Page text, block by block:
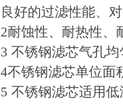
良好的过滤性能、
2耐蚀性、耐热性、
3 不锈钢滤芯气孔
4不锈钢滤芯单位面
5 不锈钢滤芯适用